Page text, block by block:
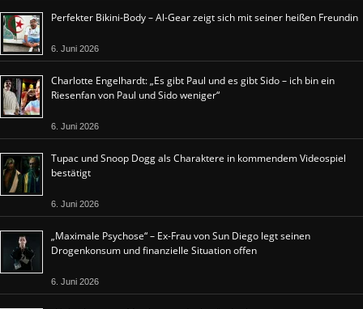
Perfekter Bikini-Body – Al-Gear zeigt sich mit seiner heißen Freundin
6. Juni 2026
Charlotte Engelhardt: „Es gibt Paul und es gibt Sido – ich bin ein
Riesenfan von Paul und Sido weniger“
6. Juni 2026
Tupac und Snoop Dogg als Charaktere in kommendem Videospiel
bestätigt
6. Juni 2026
„Maximale Psychose“ – Ex-Frau von Sun Diego legt seinen
Drogenkonsum und finanzielle Situation offen
6. Juni 2026